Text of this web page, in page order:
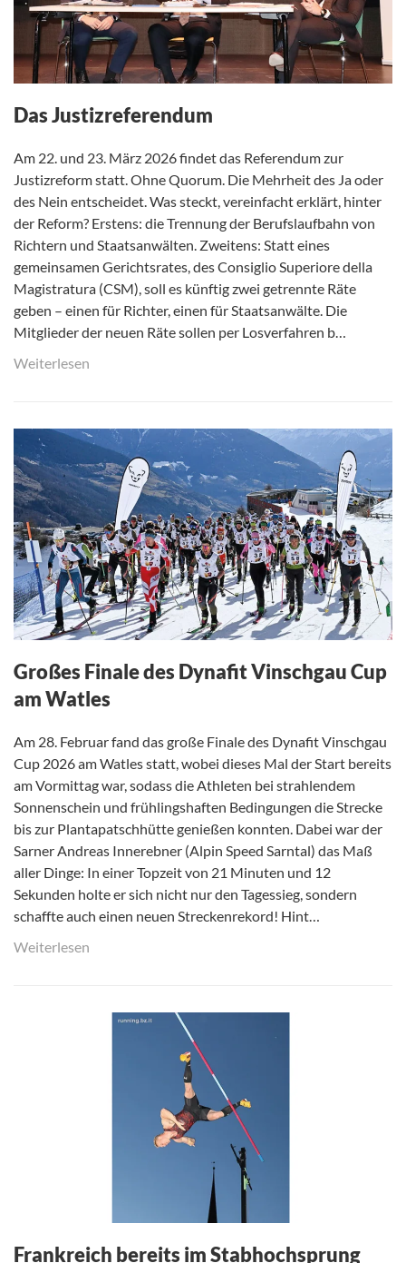
Das Justizreferendum
Am 22. und 23. März 2026 findet das Referendum zur
Justizreform statt. Ohne Quorum. Die Mehrheit des Ja oder
des Nein entscheidet. Was steckt, vereinfacht erklärt, hinter
der Reform? Erstens: die Trennung der Berufslaufbahn von
Richtern und Staatsanwälten. Zweitens: Statt eines
gemeinsamen Gerichtsrates, des Consiglio Superiore della
Magistratura (CSM), soll es künftig zwei getrennte Räte
geben – einen für Richter, einen für Staatsanwälte. Die
Mitglieder der neuen Räte sollen per Losverfahren b…
Weiterlesen
Großes Finale des Dynafit Vinschgau Cup
am Watles
Am 28. Februar fand das große Finale des Dynafit Vinschgau
Cup 2026 am Watles statt, wobei dieses Mal der Start bereits
am Vormittag war, sodass die Athleten bei strahlendem
Sonnenschein und frühlingshaften Bedingungen die Strecke
bis zur Plantapatschhütte genießen konnten. Dabei war der
Sarner Andreas Innerebner (Alpin Speed Sarntal) das Maß
aller Dinge: In einer Topzeit von 21 Minuten und 12
Sekunden holte er sich nicht nur den Tagessieg, sondern
schaffte auch einen neuen Streckenrekord! Hint…
Weiterlesen
Frankreich bereits im Stabhochsprung